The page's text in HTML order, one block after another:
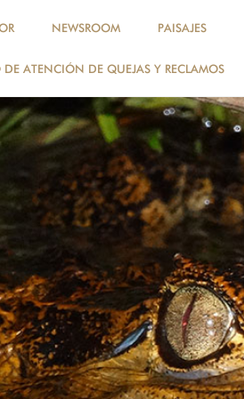
NEWSROOM PAISAJES
ATENCIÓN DE QUEJAS Y RECLAMOS